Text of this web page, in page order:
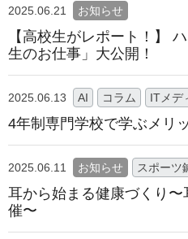
2025.06.21 お知らせ
【高校生がレポート！】
生のお仕事」大公開！
2025.06.13 AI コラム ITメデ
4年制専門学校で学ぶメリ
2025.06.11 お知らせ スポーツ
耳から始まる健康づくり
催〜